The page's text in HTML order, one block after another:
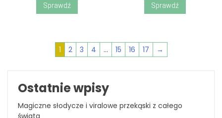
Sprawdź Sprawdź
1 2 3 4 … 15 16 17 →
Ostatnie wpisy
Magiczne słodycze i viralowe przekąski z całego
świata